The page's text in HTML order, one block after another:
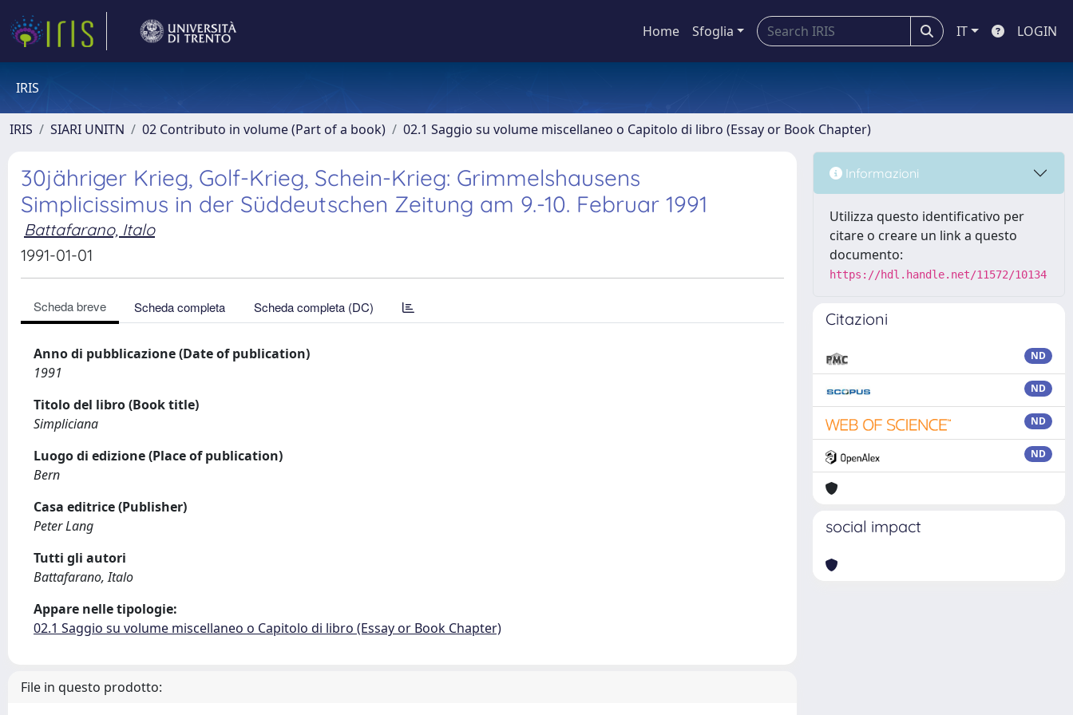
Home Sfoglia IT LOGIN
IRIS
IRIS SIARI UNITN 02 Contributo in volume (Part of a book) 02.1 Saggio su volume miscellaneo o Capitolo di libro (Essay or Book Chapter)
30jähriger Krieg, Golf-Krieg, Schein-Krieg: Grimmelshausens
Simplicissimus in der Süddeutschen Zeitung am 9.-10. Februar 1991
Battafarano, Italo
1991-01-01
Scheda breve Scheda completa Scheda completa (DC)
Anno di pubblicazione (Date of publication)
1991
Titolo del libro (Book title)
Simpliciana
Luogo di edizione (Place of publication)
Bern
Casa editrice (Publisher)
Peter Lang
Tutti gli autori
Battafarano, Italo
Appare nelle tipologie:
02.1 Saggio su volume miscellaneo o Capitolo di libro (Essay or Book Chapter)
File in questo prodotto:
Informazioni
Utilizza questo identificativo per
citare o creare un link a questo
documento:
https://hdl.handle.net/11572/10134
Citazioni
ND
ND
ND
ND
social impact